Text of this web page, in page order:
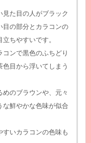
た目の人がブラック
目の部分とカラコンの
ちやすいです。
ンで黒色のふちどり
目から浮いてしまう
のブラウンや、元々
な鮮やかな色味が似合
すいカラコンの色味も